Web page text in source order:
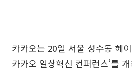
카카오는 20일 서울 성수동 헤
카카오 일상혁신 컨퍼런스’를